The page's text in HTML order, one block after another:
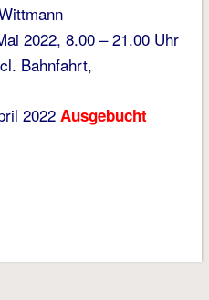
8.00 – 21.00 Uhr
2022 Ausgebucht